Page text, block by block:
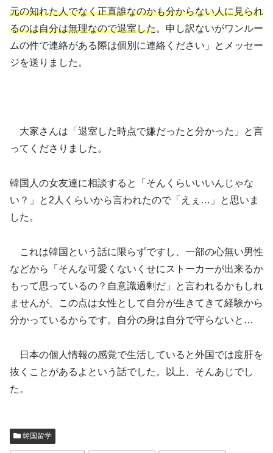
元の知れた人でなく正直誰なのかも分からない人に見られ
るのは自分は無理なので退室した。申し訳ないがワンルー
ムの件で連絡がある際は個別に連絡ください」とメッセー
ジを送りました。
大家さんは「退室した時点で嫌だったと分かった」と言
ってくださりました。
韓国人の女友達に相談すると「そんくらいいいんじゃな
い？」と2人くらいから言われたので「えぇ…」と思いま
した。
これは韓国という話に限らずですし、一部の心無い男性
などから「そんな可愛くないくせにストーカーが出来るか
もって思っているの？自意識過剰だ」と言われるかもしれ
ませんが、この点は女性として自分が生きてきて経験から
分かっているからです。自分の身は自分で守らないと…
日本の個人情報の感覚で生活していると外国では度肝を
抜くことがあるよという話でした。以上、そんあじでし
た。
韓国留学